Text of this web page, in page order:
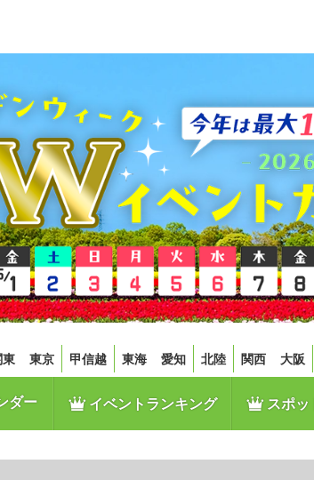
東京 甲信越 東海 愛知 北陸 関西 大阪
ダー イベントランキング スポッ